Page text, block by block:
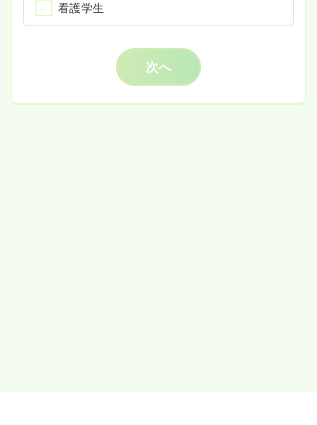
看護学生
次へ